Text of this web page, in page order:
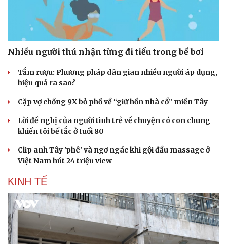
Thông tin doanh nghiệp
Doanh nghiệp 24h
Doanh nhân
Vì cộng đồng
Sành điệu
Trải nghiệm
Nhiều người thú nhận từng đi tiểu trong bể bơi
Tắm rượu: Phương pháp dân gian nhiều người áp dụng,
hiệu quả ra sao?
Cặp vợ chồng 9X bỏ phố về “giữ hồn nhà cổ” miền Tây
Lời đề nghị của người tình trẻ về chuyện có con chung
khiến tôi bế tắc ở tuổi 80
Clip anh Tây 'phê' và ngơ ngác khi gội đầu massage ở
Việt Nam hút 24 triệu view
KINH TẾ